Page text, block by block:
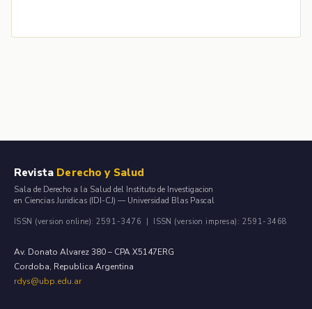
Revista Derecho y Salud
Sala de Derecho a la Salud del Instituto de Investigacion
en Ciencias Juridicas (IDI-CJ) — Universidad Blas Pascal
ISSN (version online): 2591-3476 | ISSN (version impresa): 2591-3468
Av. Donato Alvarez 380 – CPA X5147ERG
Cordoba, Republica Argentina
rdys@ubp.edu.ar